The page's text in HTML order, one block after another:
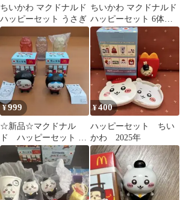
ちいかわ マクドナルド
ハッピーセット うさぎ
ちいかわ マクドナルド
ハッピーセット 6体セ
ット モモンガ シーサー
¥999
☆新品☆マクドナル
ド ハッピーセット フ
ィギュア ちいかわ ス
シロー 貯金箱
¥400
ハッピーセット ちい
かわ 2025年